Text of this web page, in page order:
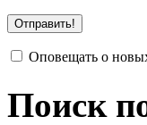
Оповещать о
Поиск